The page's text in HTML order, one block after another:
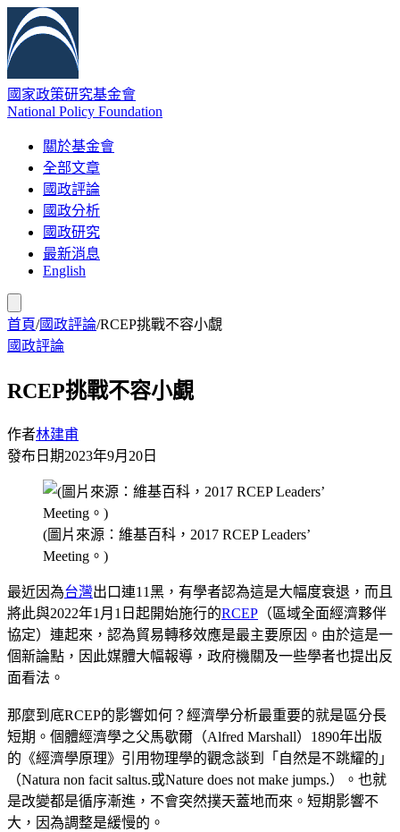
國家政策研究基金會
National Policy Foundation
關於基金會
全部文章
國政評論
國政分析
國政研究
最新消息
English
首頁/國政評論/RCEP挑戰不容小覷
國政評論
RCEP挑戰不容小覷
作者林建甫
發布日期2023年9月20日
(圖片來源：維基百科，2017 RCEP Leaders’
Meeting。)
最近因為台灣出口連11黑，有學者認為這是大幅度衰退，而且
將此與2022年1月1日起開始施行的RCEP （區域全面經濟夥伴
協定）連起來，認為貿易轉移效應是最主要原因。由於這是一
個新論點，因此媒體大幅報導，政府機關及一些學者也提出反
面看法。
那麼到底RCEP的影響如何？經濟學分析最重要的就是區分長
短期。個體經濟學之父馬歇爾（Alfred Marshall）1890年出版
的《經濟學原理》引用物理學的觀念談到「自然是不跳耀的」
（Natura non facit saltus.或Nature does not make jumps.）。也就
是改變都是循序漸進，不會突然撲天蓋地而來。短期影響不
大，因為調整是緩慢的。